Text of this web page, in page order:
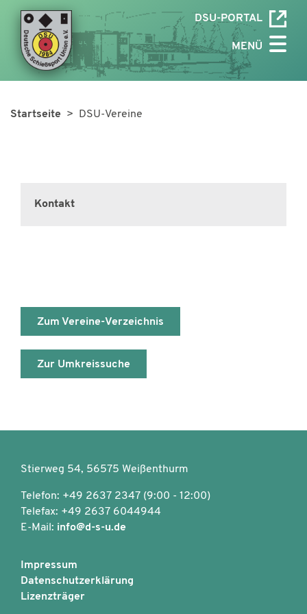
DSU-PORTAL
MENÜ
Startseite > DSU-Vereine
Kontakt
Zum Vereine-Verzeichnis
Zur Umkreissuche
Stierweg 54, 56575 Weißenthurm
Telefon: +49 2637 2347 (9:00 - 12:00)
Telefax: +49 2637 6044944
E-Mail: info@d-s-u.de
Impressum
Datenschutzerklärung
Lizenzträger